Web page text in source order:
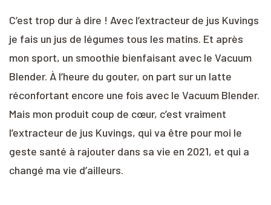
C’est trop dur à dire ! Avec l’extracteur de jus Kuvings
je fais un jus de légumes tous les matins. Et après
mon sport, un smoothie bienfaisant avec le Vacuum
Blender. À l’heure du gouter, on part sur un latte
réconfortant encore une fois avec le Vacuum Blender.
Mais mon produit coup de cœur, c’est vraiment
l’extracteur de jus Kuvings, qui va être pour moi le
geste santé à rajouter dans sa vie en 2021, et qui a
changé ma vie d’ailleurs.